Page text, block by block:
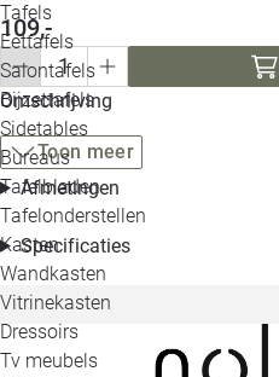
Tafels
Eettafels
Salontafels
Bijzettafels
Sidetables
Bureaus
Tafelbladen
Tafelonderstellen
Kasten
Wandkasten
Vitrinekasten
Dressoirs
Tv meubels
109,-
Omschrijving
Toon meer
Afmetingen
Specificaties